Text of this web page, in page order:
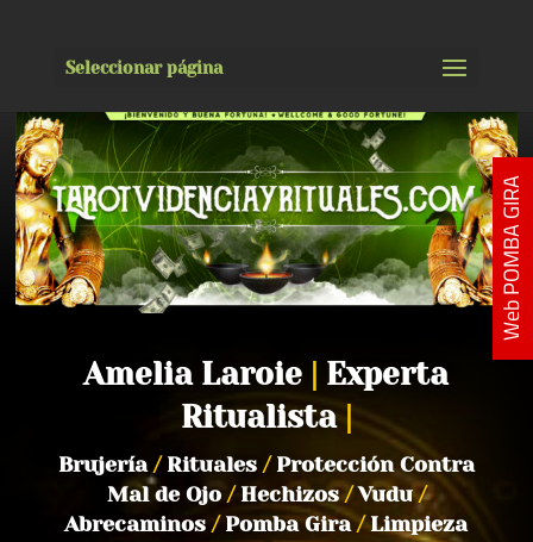
Seleccionar página
Amelia Laroie
Experta
Ritualista
Brujería /Rituales /Protección Contra
Mal de Ojo /Hechizos/Vudu/
Abrecaminos/Pomba Gira/Limpieza
Web POMBA GIRA